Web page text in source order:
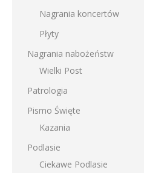
Nagrania koncertów
Płyty
Nagrania nabożeństw
Wielki Post
Patrologia
Pismo Święte
Kazania
Podlasie
Ciekawe Podlasie